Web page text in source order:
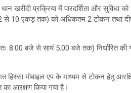
धान खरीदी प्रक्रिया में पारदर्शिता और
10 एकड़ तक) को अधिकतम 2 टोकन तथा
8.00 बजे से सायं 5.00 बजे तक) निर्धारित की
हिस्सा मोबाइल एप के माध्यम से टोकन हेतु
आरक्षण किया गया है।